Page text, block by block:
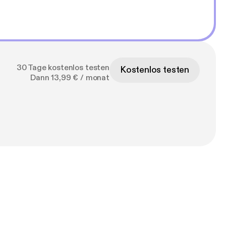
30 Tage kostenlos testen
Dann 13,99 € / monat
Kostenlos testen